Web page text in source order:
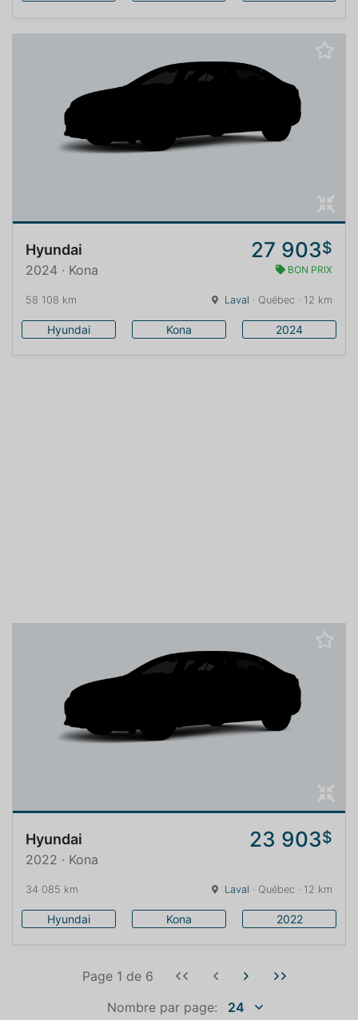
Hyundai 27 903$
2024 · Kona BON PRIX
58 108 km Laval · Québec · 12 km
Hyundai Kona 2024
Hyundai 23 903$
2022 · Kona
34 085 km Laval · Québec · 12 km
Hyundai Kona 2022
Nombre par page: 24
Page 1 de6